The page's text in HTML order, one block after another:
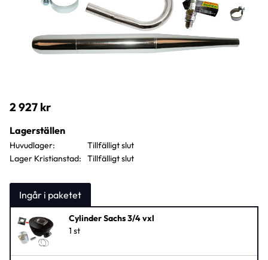
2 927 kr
Cylinder Sachs 3/4 vxl
1 st
Lagerställen
Huvudlager
Lager Kristianstad